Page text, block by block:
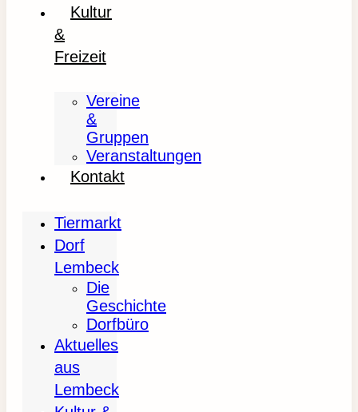
Kultur
&
Freizeit
Vereine
&
Gruppen
Veranstaltungen
Kontakt
Tiermarkt
Dorf
Lembeck
Die
Geschichte
Dorfbüro
Aktuelles
aus
Lembeck